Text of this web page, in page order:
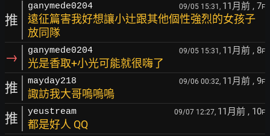
推
ganymede0204 09/05 15:31, 11月前 , 7F
遠征篇害我好想讓小辻跟其他個性強烈的女孩子
放同隊
→ ganymede0204 09/05 15:31, 11月前 , 8F
光是香取+小光可能就很嗨了
推 mayday218 09/06 00:32, 11月前 , 9F
諏訪我大哥嗚嗚嗚
推 yeustream 09/07 12:27, 11月前 , 10F
都是好人 QQ